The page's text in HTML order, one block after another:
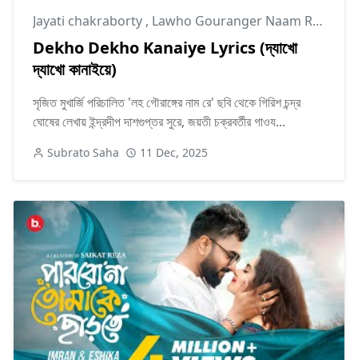
Jayati chakraborty , Lawho Gouranger Naam Rey
Dekho Dekho Kanaiye Lyrics (দ্যাখো
দ্যাখো কানাইয়ে)
সৃজিত মুখার্জি পরিচালিত 'লহ গৌরাঙ্গের নাম রে' ছবি থেকে গিরিশ চন্দ্র
ঘোষের লেখায় ইন্দ্রদীপ দাশগুপ্তর সুরে, জয়তী চক্রবর্তীর গাওয...
Subrato Saha 11 Dec, 2025